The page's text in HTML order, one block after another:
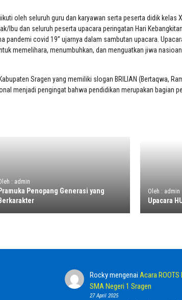
oleh seluruh guru dan karyawan serta peserta didik kelas X
Ibu dan seluruh peserta upacara peringatan Hari
pandemi covid 19” ujarnya dalam sambutan upacara.
memelihara, menumbuhkan, dan menguatkan jiwa
Sragen yang memiliki slogan BRILIAN (Bertaqwa,
menjadi pengingat bahwa pendidikan merupakan bagian
: admin
Pramuka Penopang Generasi yang
Berkarakter
Oleh : admin
Upacara
RockymengenaiAcara ROOTS
SMA Negeri 1 Sragen
27 April 2025